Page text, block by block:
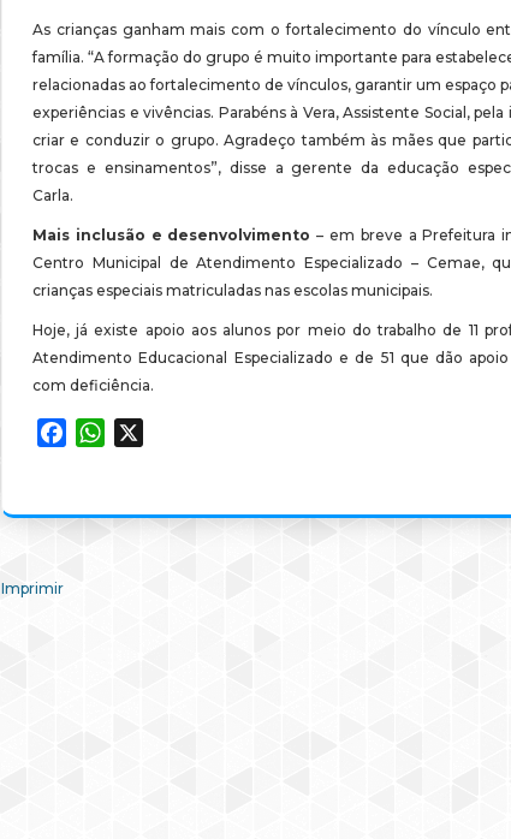
As crianças ganham mais com o fortalecimento do vínculo
família. “A formação do grupo é muito importante para
relacionadas ao fortalecimento de vínculos, garantir um espaço
experiências e vivências. Parabéns à Vera, Assistente Social, pela
criar e conduzir o grupo. Agradeço também às mães que
trocas e ensinamentos”, disse a gerente da educação
Carla.
Mais inclusão e desenvolvimento– em breve a Prefeitura
Centro Municipal de Atendimento Especializado – Cemae,
crianças especiais matriculadas nas escolas municipais.
Hoje, já existe apoio aos alunos por meio do trabalho de 11
Atendimento Educacional Especializado e de 51 que dão
com deficiência.
FacebookWhatsApp
Imprimir